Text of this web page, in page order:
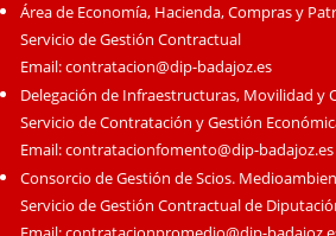
Área de Economía, Hacienda, Compras y
Servicio de Gestión Contractual
Email:contratacion@dip-badajoz.es
Delegación de Infraestructuras, Movilidad y
Servicio de Contratación y Gestión
Email:contratacionfomento@dip-badajoz.es
Consorcio de Gestión de Scios.
Servicio de Gestión Contractual de